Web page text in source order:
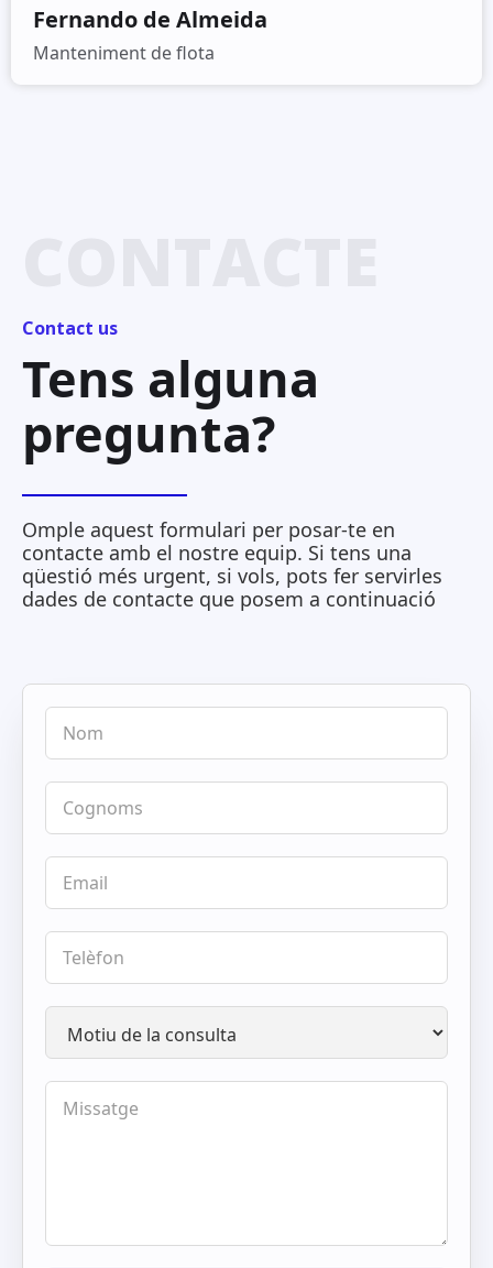
Fernando de Almeida
Manteniment de flota
Contact us
Tens alguna
pregunta?
Omple aquest formulari per posar-te en
contacte amb el nostre equip. Si tens una
qüestió més urgent, si vols, pots fer servirles
dades de contacte que posem a continuació